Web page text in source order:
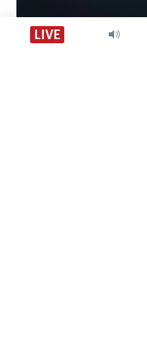
LIVE
Descarga VOA +